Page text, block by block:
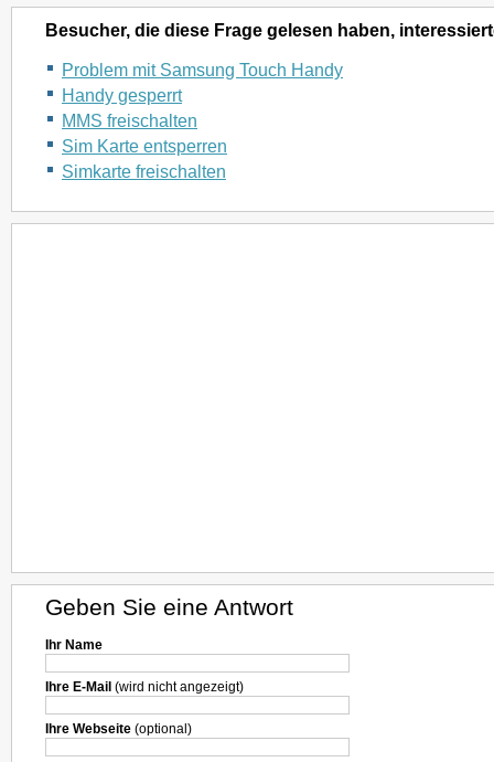
Besucher, die diese Frage gelesen haben,
Problem mit Samsung Touch Handy
Handy gesperrt
MMS freischalten
Sim Karte entsperren
Simkarte freischalten
Geben Sie eine Antwort
Ihr Name
Ihre E-Mail (wird nicht angezeigt)
Ihre Webseite (optional)